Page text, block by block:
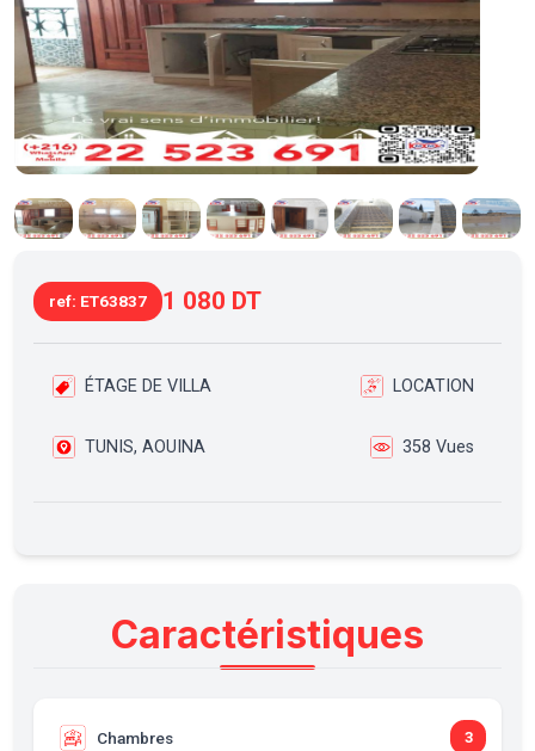
ref: ET63837 1 080 DT
ÉTAGE DE VILLA LOCATION
TUNIS, AOUINA 358 Vues
Caractéristiques
Chambres 3